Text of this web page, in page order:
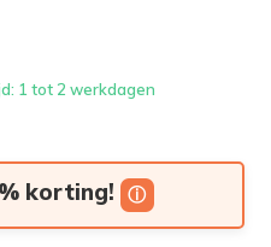
1 tot 2 werkdagen
korting! ⓘ